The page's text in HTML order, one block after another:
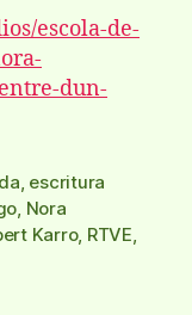
escola-de-
dun-
, escritura
, Nora
Karro, RTVE,